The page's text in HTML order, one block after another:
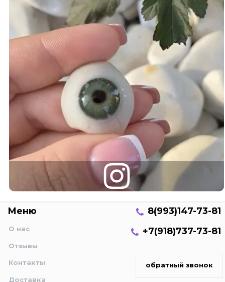
Меню
О нас
Отзывы
Контакты
Доставка
8(993)147-73-81
+7(918)737-73-81
обратный звонок